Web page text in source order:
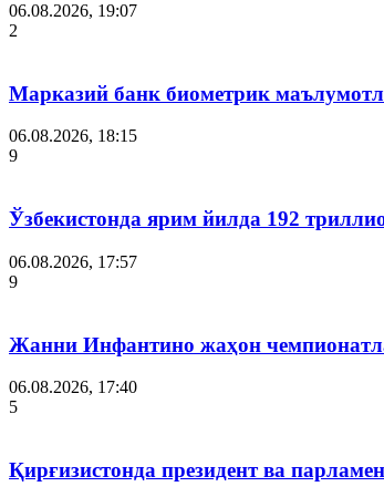
06.08.2026, 19:07
2
Марказий банк биометрик
06.08.2026, 18:15
9
Ўзбекистонда ярим йилда 192
06.08.2026, 17:57
9
Жанни Инфантино жаҳон
06.08.2026, 17:40
5
Қирғизистонда президент ва